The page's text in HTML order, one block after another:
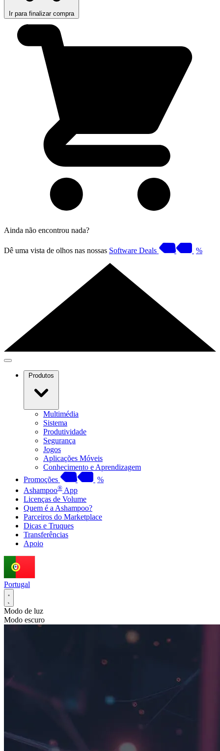
Ir para finalizar compra
Ainda não encontrou nada?
Dê uma vista de olhos nas nossas Software Deals %
Produtos
Multimédia
Sistema
Produtividade
Segurança
Jogos
Aplicações Móveis
Conhecimento e Aprendizagem
Promoções
%
Ashampoo® App
Licenças de Volume
Quem é a Ashampoo?
Parceiros do Marketplace
Dicas e Truques
Transferências
Apoio
Portugal
Modo de luz
Modo escuro